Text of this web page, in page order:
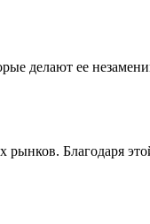
делают ее
Благодаря